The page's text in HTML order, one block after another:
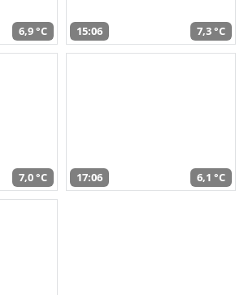
6,9 °C 15:06 7,3 °C
7,0 °C 17:06 6,1 °C